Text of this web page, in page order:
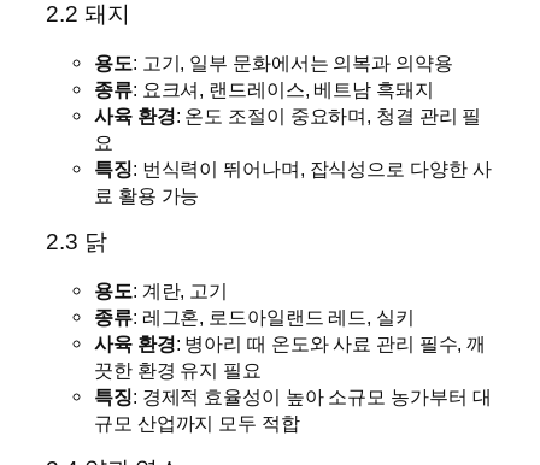
2.2 돼지
용도: 고기, 일부 문화에서는 의복과 의약용
종류: 요크셔, 랜드레이스, 베트남 흑돼지
사육 환경: 온도 조절이 중요하며, 청결 관리 필
요
특징: 번식력이 뛰어나며, 잡식성으로 다양한 사
료 활용 가능
2.3 닭
용도: 계란, 고기
종류: 레그혼, 로드아일랜드 레드, 실키
사육 환경: 병아리 때 온도와 사료 관리 필수, 깨
끗한 환경 유지 필요
특징: 경제적 효율성이 높아 소규모 농가부터 대
규모 산업까지 모두 적합